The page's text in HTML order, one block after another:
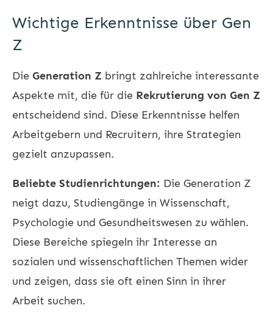
Wichtige Erkenntnisse über Gen
Z
Die Generation Z bringt zahlreiche interessante
Aspekte mit, die für die Rekrutierung von Gen Z
entscheidend sind. Diese Erkenntnisse helfen
Arbeitgebern und Recruitern, ihre Strategien
gezielt anzupassen.
Beliebte Studienrichtungen: Die Generation Z
neigt dazu, Studiengänge in Wissenschaft,
Psychologie und Gesundheitswesen zu wählen.
Diese Bereiche spiegeln ihr Interesse an
sozialen und wissenschaftlichen Themen wider
und zeigen, dass sie oft einen Sinn in ihrer
Arbeit suchen.